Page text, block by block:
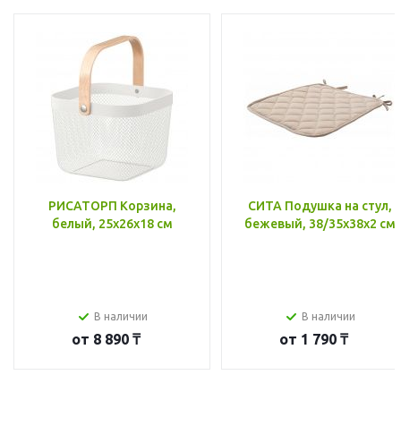
РИСАТОРП Корзина,
белый, 25x26x18 см
В наличии
от 8 890 ₸
СИТА Подушка на стул,
бежевый, 38/35x38x2 см
В наличии
от 1 790 ₸